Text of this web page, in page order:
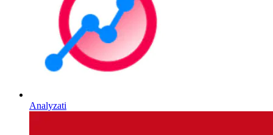
Analyzati